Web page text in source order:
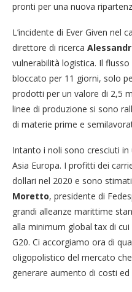
pronti per una nuova
L’incidente di Ever Given nel
direttore di ricerca
vulnerabilità logistica. Il
bloccato per 11 giorni, solo
prodotti per un valore di 2,5
linee di produzione si sono
di materie prime e
Intanto i noli sono cresciuti
Asia Europa. I profitti dei
dollari nel 2020 e sono
Moretto, presidente di
grandi alleanze marittime
alla minimum global tax di
G20. Ci accorgiamo ora di
oligopolistico del mercato
generare aumento di costi